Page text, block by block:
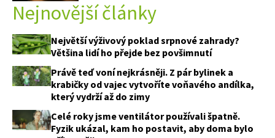
Nejnovější články
Největší výživový poklad srpnové zahrady?
Většina lidí ho přejde bez povšimnutí
Právě teď voní nejkrásněji. Z pár bylinek a
krabičky od vajec vytvoříte voňavého andílka,
který vydrží až do zimy
Celé roky jsme ventilátor používali špatně.
Fyzik ukázal, kam ho postavit, aby doma bylo